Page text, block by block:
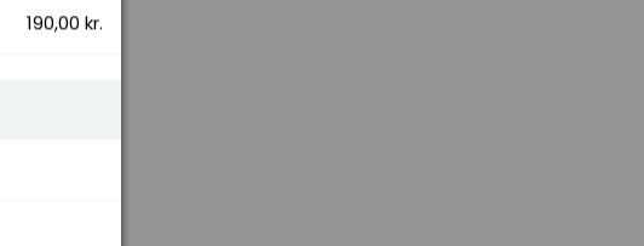
190,00 kr.